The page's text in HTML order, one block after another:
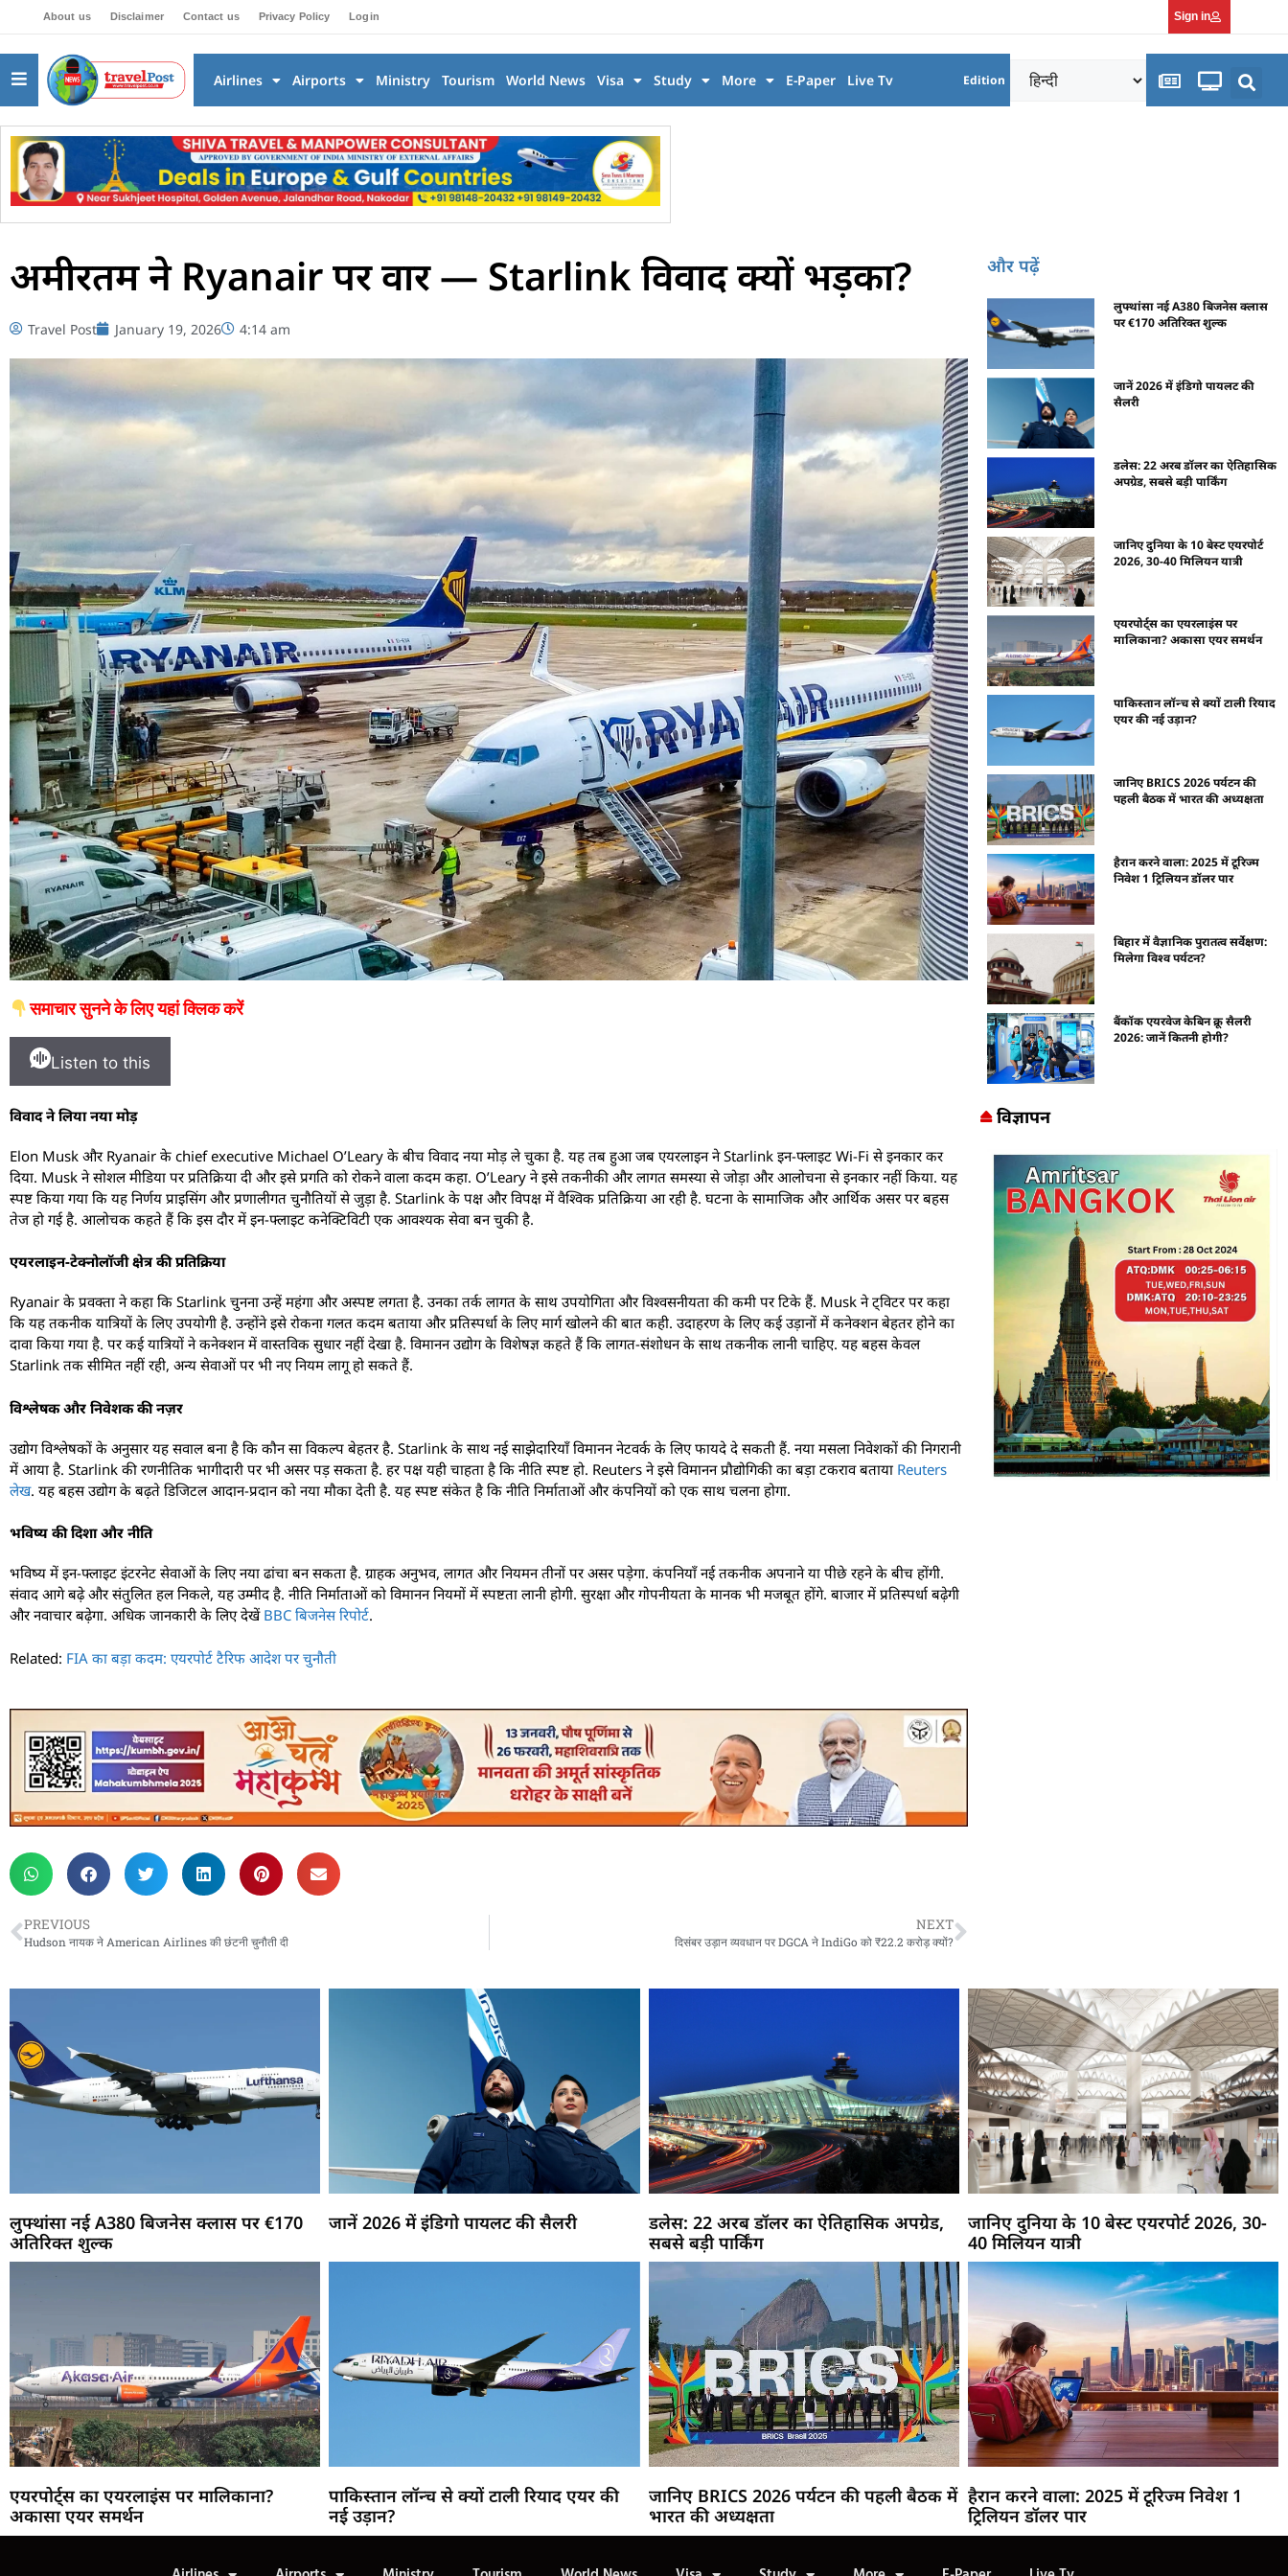
About us Disclaimer Contact us Privacy Policy Login Sign in
Airlines Airports Ministry Tourism World News Visa Study More E-Paper Live Tv Edition
अमीरतम ने Ryanair पर वार — Starlink विवाद क्यों भड़का?
Travel Post January 19, 2026 4:14 am
समाचार सुनने के लिए यहां क्लिक करें
Listen to this
विवाद ने लिया नया मोड़
Elon Musk और Ryanair के chief executive Michael O’Leary के बीच विवाद नया मोड़ ले चुका है. यह तब हुआ जब एयरलाइन ने Starlink इन-फ्लाइट Wi-Fi से इनकार कर
दिया. Musk ने सोशल मीडिया पर प्रतिक्रिया दी और इसे प्रगति को रोकने वाला कदम कहा. O’Leary ने इसे तकनीकी और लागत समस्या से जोड़ा और आलोचना से इनकार नहीं किया. यह
स्पष्ट किया गया कि यह निर्णय प्राइसिंग और प्रणालीगत चुनौतियों से जुड़ा है. Starlink के पक्ष और विपक्ष में वैश्विक प्रतिक्रिया आ रही है. घटना के सामाजिक और आर्थिक असर पर बहस
तेज हो गई है. आलोचक कहते हैं कि इस दौर में इन-फ्लाइट कनेक्टिविटी एक आवश्यक सेवा बन चुकी है.
एयरलाइन-टेक्नोलॉजी क्षेत्र की प्रतिक्रिया
Ryanair के प्रवक्ता ने कहा कि Starlink चुनना उन्हें महंगा और अस्पष्ट लगता है. उनका तर्क लागत के साथ उपयोगिता और विश्वसनीयता की कमी पर टिके हैं. Musk ने ट्विटर पर कहा
कि यह तकनीक यात्रियों के लिए उपयोगी है. उन्होंने इसे रोकना गलत कदम बताया और प्रतिस्पर्धा के लिए मार्ग खोलने की बात कही. उदाहरण के लिए कई उड़ानों में कनेक्शन बेहतर होने का
दावा किया गया है. पर कई यात्रियों ने कनेक्शन में वास्तविक सुधार नहीं देखा है. विमानन उद्योग के विशेषज्ञ कहते हैं कि लागत-संशोधन के साथ तकनीक लानी चाहिए. यह बहस केवल
Starlink तक सीमित नहीं रही, अन्य सेवाओं पर भी नए नियम लागू हो सकते हैं.
विश्लेषक और निवेशक की नज़र
उद्योग विश्लेषकों के अनुसार यह सवाल बना है कि कौन सा विकल्प बेहतर है. Starlink के साथ नई साझेदारियाँ विमानन नेटवर्क के लिए फायदे दे सकती हैं. नया मसला निवेशकों की निगरानी
में आया है. Starlink की रणनीतिक भागीदारी पर भी असर पड़ सकता है. हर पक्ष यही चाहता है कि नीति स्पष्ट हो. Reuters ने इसे विमानन प्रौद्योगिकी का बड़ा टकराव बताया Reuters
लेख. यह बहस उद्योग के बढ़ते डिजिटल आदान-प्रदान को नया मौका देती है. यह स्पष्ट संकेत है कि नीति निर्माताओं और कंपनियों को एक साथ चलना होगा.
भविष्य की दिशा और नीति
भविष्य में इन-फ्लाइट इंटरनेट सेवाओं के लिए नया ढांचा बन सकता है. ग्राहक अनुभव, लागत और नियमन तीनों पर असर पड़ेगा. कंपनियाँ नई तकनीक अपनाने या पीछे रहने के बीच होंगी.
संवाद आगे बढ़े और संतुलित हल निकले, यह उम्मीद है. नीति निर्माताओं को विमानन नियमों में स्पष्टता लानी होगी. सुरक्षा और गोपनीयता के मानक भी मजबूत होंगे. बाजार में प्रतिस्पर्धा बढ़ेगी
और नवाचार बढ़ेगा. अधिक जानकारी के लिए देखें BBC बिजनेस रिपोर्ट.
Related: FIA का बड़ा कदम: एयरपोर्ट टैरिफ आदेश पर चुनौती
PREVIOUS
Hudson नायक ने American Airlines की छंटनी चुनौती दी
NEXT
दिसंबर उड़ान व्यवधान पर DGCA ने IndiGo को ₹22.2 करोड़ क्यों?
और पढ़ें
लुफ्थांसा नई A380 बिजनेस क्लास
पर €170 अतिरिक्त शुल्क
जानें 2026 में इंडिगो पायलट की
सैलरी
डलेस: 22 अरब डॉलर का ऐतिहासिक
अपग्रेड, सबसे बड़ी पार्किंग
जानिए दुनिया के 10 बेस्ट एयरपोर्ट
2026, 30-40 मिलियन यात्री
एयरपोर्ट्स का एयरलाइंस पर
मालिकाना? अकासा एयर समर्थन
पाकिस्तान लॉन्च से क्यों टाली रियाद
एयर की नई उड़ान?
जानिए BRICS 2026 पर्यटन की
पहली बैठक में भारत की अध्यक्षता
हैरान करने वाला: 2025 में टूरिज्म
निवेश 1 ट्रिलियन डॉलर पार
बिहार में वैज्ञानिक पुरातत्व सर्वेक्षण:
मिलेगा विश्व पर्यटन?
बैंकॉक एयरवेज केबिन क्रू सैलरी
2026: जानें कितनी होगी?
विज्ञापन
लुफ्थांसा नई A380 बिजनेस क्लास पर €170
अतिरिक्त शुल्क
जानें 2026 में इंडिगो पायलट की सैलरी
डलेस: 22 अरब डॉलर का ऐतिहासिक अपग्रेड,
सबसे बड़ी पार्किंग
जानिए दुनिया के 10 बेस्ट एयरपोर्ट 2026, 30-
40 मिलियन यात्री
एयरपोर्ट्स का एयरलाइंस पर मालिकाना?
अकासा एयर समर्थन
पाकिस्तान लॉन्च से क्यों टाली रियाद एयर की
नई उड़ान?
जानिए BRICS 2026 पर्यटन की पहली बैठक में
भारत की अध्यक्षता
हैरान करने वाला: 2025 में टूरिज्म निवेश 1
ट्रिलियन डॉलर पार